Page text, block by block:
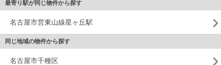
最寄り駅が同じ物件から探す
名古屋市営東山線星ヶ丘駅
同じ地域の物件から探す
名古屋市千種区